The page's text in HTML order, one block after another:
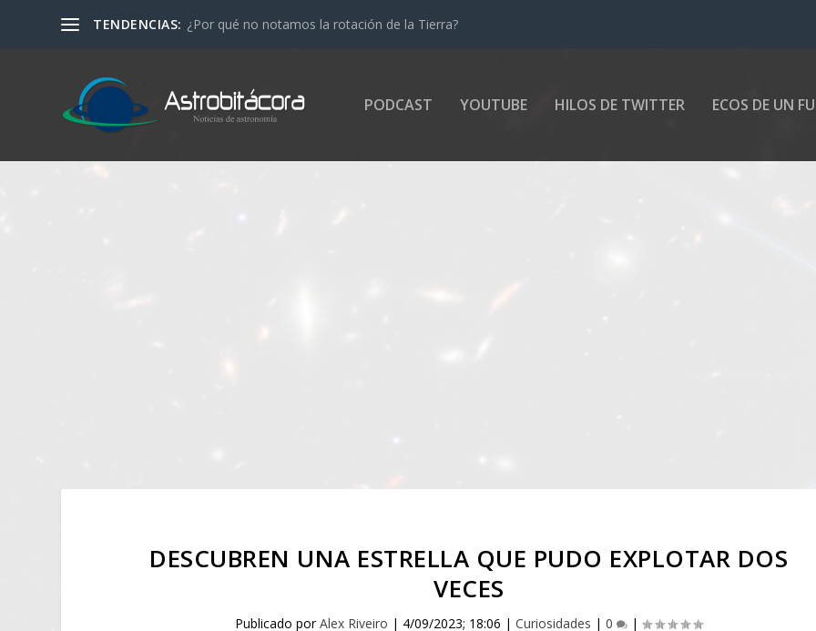
TENDENCIAS: ¿Por qué no notamos la rotación de la Tierra?
PODCAST YOUTUBE HILOS DE TWITTER ECOS DE UN
DESCUBREN UNA ESTRELLA QUE PUDO EXPLOTAR DOS
VECES
Publicado porAlex Riveiro | 4/09/2023; 18:06 |Curiosidades |0 |